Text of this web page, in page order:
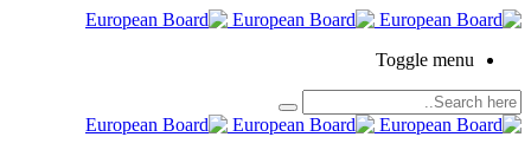
Toggle menu